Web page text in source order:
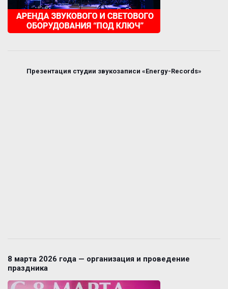
Презентация студии звукозаписи «Energy-Records»
8 марта 2026 года — организация и проведение
праздника